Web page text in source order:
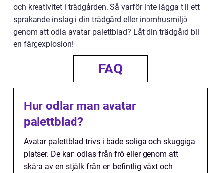
och kreativitet i trädgården. Så varför inte lägga till ett
sprakande inslag i din trädgård eller inomhusmiljö
genom att odla avatar palettblad? Låt din trädgård bli
en färgexplosion!
FAQ
Hur odlar man avatar
palettblad?
Avatar palettblad trivs i både soliga och skuggiga
platser. De kan odlas från frö eller genom att
skära av en stjälk från en befintlig växt och